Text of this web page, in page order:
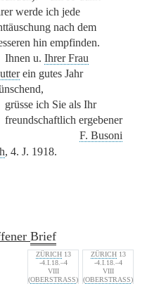
werde ich jede
nach dem
hin empfinden.
Ihnen u. Ihrer Frau
ein gutes Jahr
grüsse ich Sie als Ihr
freundschaftlich ergebener
F. Busoni
, 4. J. 1918.
Brief
ZÜRICH13
-4.I.18.–4
VIII
(OBERSTRASS)
ZÜRICH13
-4.I.18.–4
VIII
(OBERSTRASS)